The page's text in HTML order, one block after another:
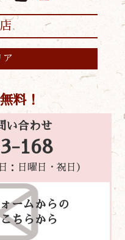
ア
料！
い合わせ
168
：日曜日・祝日）
ームからの
ちらから